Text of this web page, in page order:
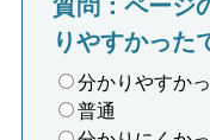
質問：ページ
りやすかった
分かりやすか
普通